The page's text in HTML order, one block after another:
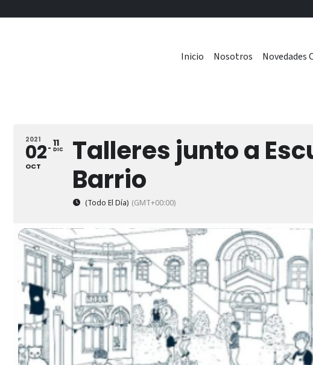
Inicio Nosotros Novedades
2021
02
OCT
11
DIC
Talleres junto a
Barrio
(Todo El Día) (GMT+00:00)